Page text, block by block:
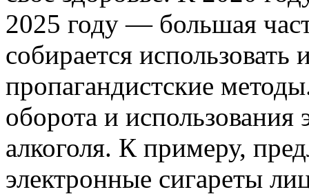
2025 году — большая
собирается
пропагандистские
оборота и использования
алкоголя. К примеру,
электронные сигареты